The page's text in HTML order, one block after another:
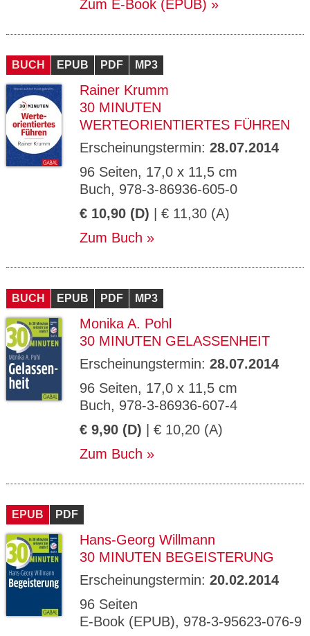
Zum E-Book (EPUB)
BUCH EPUB PDF MP3
Rainer Krumm
30 MINUTEN
WERTEORIENTIERTES FÜHREN
Erscheinungstermin: 28.07.2014
96 Seiten, 17,0 x 11,5 cm
Buch, 978-3-86936-605-0
€ 10,90 (D) | € 11,30 (A)
Zum Buch
BUCH EPUB PDF MP3
Monika A. Pohl
30 MINUTEN GELASSENHEIT
Erscheinungstermin: 28.07.2014
96 Seiten, 17,0 x 11,5 cm
Buch, 978-3-86936-607-4
€ 9,90 (D) | € 10,20 (A)
Zum Buch
EPUB PDF
Hans-Georg Willmann
30 MINUTEN BEGEISTERUNG
Erscheinungstermin: 20.02.2014
96 Seiten
E-Book (EPUB), 978-3-95623-076-9